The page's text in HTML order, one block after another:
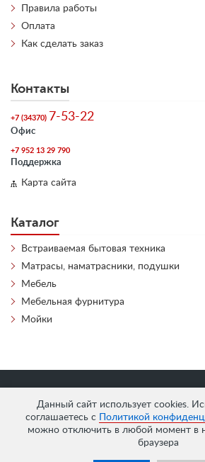
Данный сайт использует cookies.
соглашаетесь с
Политикой
можно отключить в любой момент в
браузера
Правила работы
Оплата
Как сделать заказ
Контакты
+7 (34370) 7-53-22
Офис
+7 952 13 29 790
Поддержка
Карта сайта
Каталог
Встраиваемая бытовая техника
Матрасы, наматрасники, подушки
Мебель
Мебельная фурнитура
Мойки